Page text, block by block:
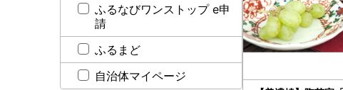
ふるなびワンストップ e申
請
ふるまど
自治体マイページ